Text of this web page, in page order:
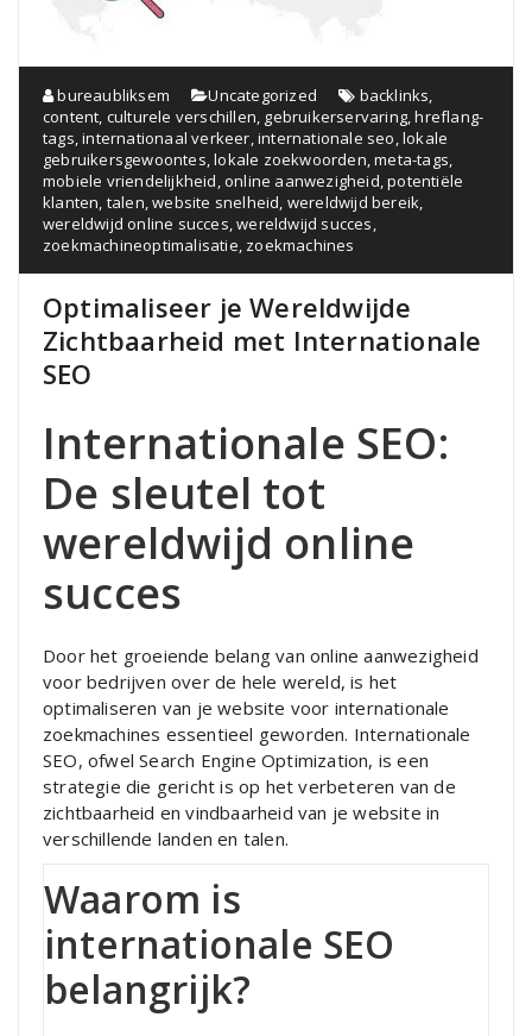
bureaubliksem Uncategorized backlinks,
content, culturele verschillen, gebruikerservaring,hreflang-
tags,internationaal verkeer,internationale seo,lokale
gebruikersgewoontes,lokale zoekwoorden,meta-tags,
mobiele vriendelijkheid,online aanwezigheid,potentiële
klanten, talen,website snelheid, wereldwijd bereik,
wereldwijd online succes,wereldwijd succes,
zoekmachineoptimalisatie, zoekmachines
Optimaliseer je Wereldwijde
Zichtbaarheid met Internationale
SEO
Internationale SEO:
De sleutel tot
wereldwijd online
succes
Door het groeiende belang van online aanwezigheid
voor bedrijven over de hele wereld, is het
optimaliseren van je website voor internationale
zoekmachines essentieel geworden. Internationale
SEO, ofwel Search Engine Optimization, is een
strategie die gericht is op het verbeteren van de
zichtbaarheid en vindbaarheid van je website in
verschillende landen en talen.
Waarom is
internationale SEO
belangrijk?